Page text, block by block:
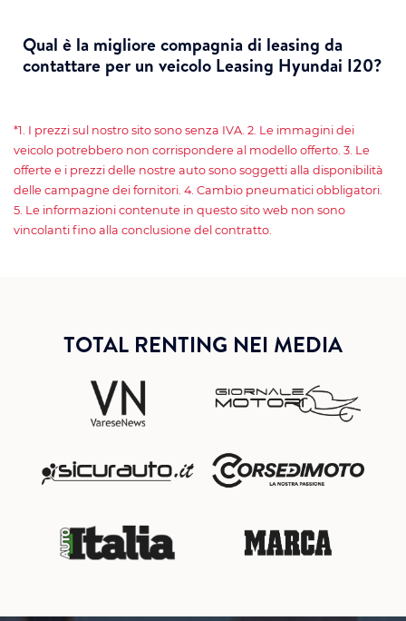
Qual è la migliore compagnia di leasing da
contattare per un veicolo Leasing Hyundai I20?
*1. I prezzi sul nostro sito sono senza IVA. 2. Le immagini dei
veicolo potrebbero non corrispondere al modello offerto. 3. Le
offerte e i prezzi delle nostre auto sono soggetti alla disponibilità
delle campagne dei fornitori. 4. Cambio pneumatici obbligatori.
5. Le informazioni contenute in questo sito web non sono
vincolanti fino alla conclusione del contratto.
TOTAL RENTING NEI MEDIA